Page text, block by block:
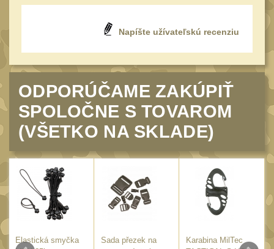
Mechanická mířidla
Dvojnožky na hlaveň2
Dvojnožky pro picatinny
Dvojnožky pro M-LOK
Dvojnožky pro Keymod
Dvojnožky na otočný
čep
15
Popruhy a poutka 40
Napíšte užívateľskú recenziu
ODPORÚČAME ZAKÚPIŤ
SPOLOČNE S TOVAROM
(VŠETKO NA SKLADE)
Elastická smyčka
Sada přezek na
Karabina MilTec